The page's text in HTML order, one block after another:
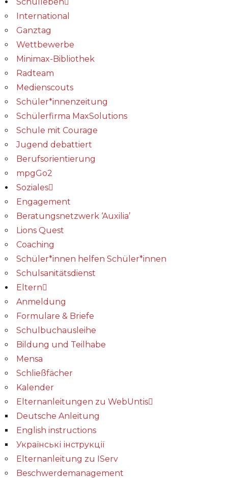
International
Ganztag
Wettbewerbe
Minimax-Bibliothek​
Radteam
Medienscouts
Schüler*innenzeitung
Schülerfirma MaxSolutions
Schule mit Courage
Jugend debattiert
Berufsorientierung
mpgGo2
Soziales
Engagement
Beratungsnetzwerk ‘Auxilia’
Lions Quest
Coaching
Schüler*innen helfen Schüler*innen
Schulsanitätsdienst
Eltern
Anmeldung
Formulare & Briefe
Schulbuchausleihe
Bildung und Teilhabe
Mensa
Schließfächer
Kalender
Elternanleitungen zu WebUntis
Deutsche Anleitung
English instructions
Українські інструкції
Elternanleitung zu IServ
Beschwerdemanagement